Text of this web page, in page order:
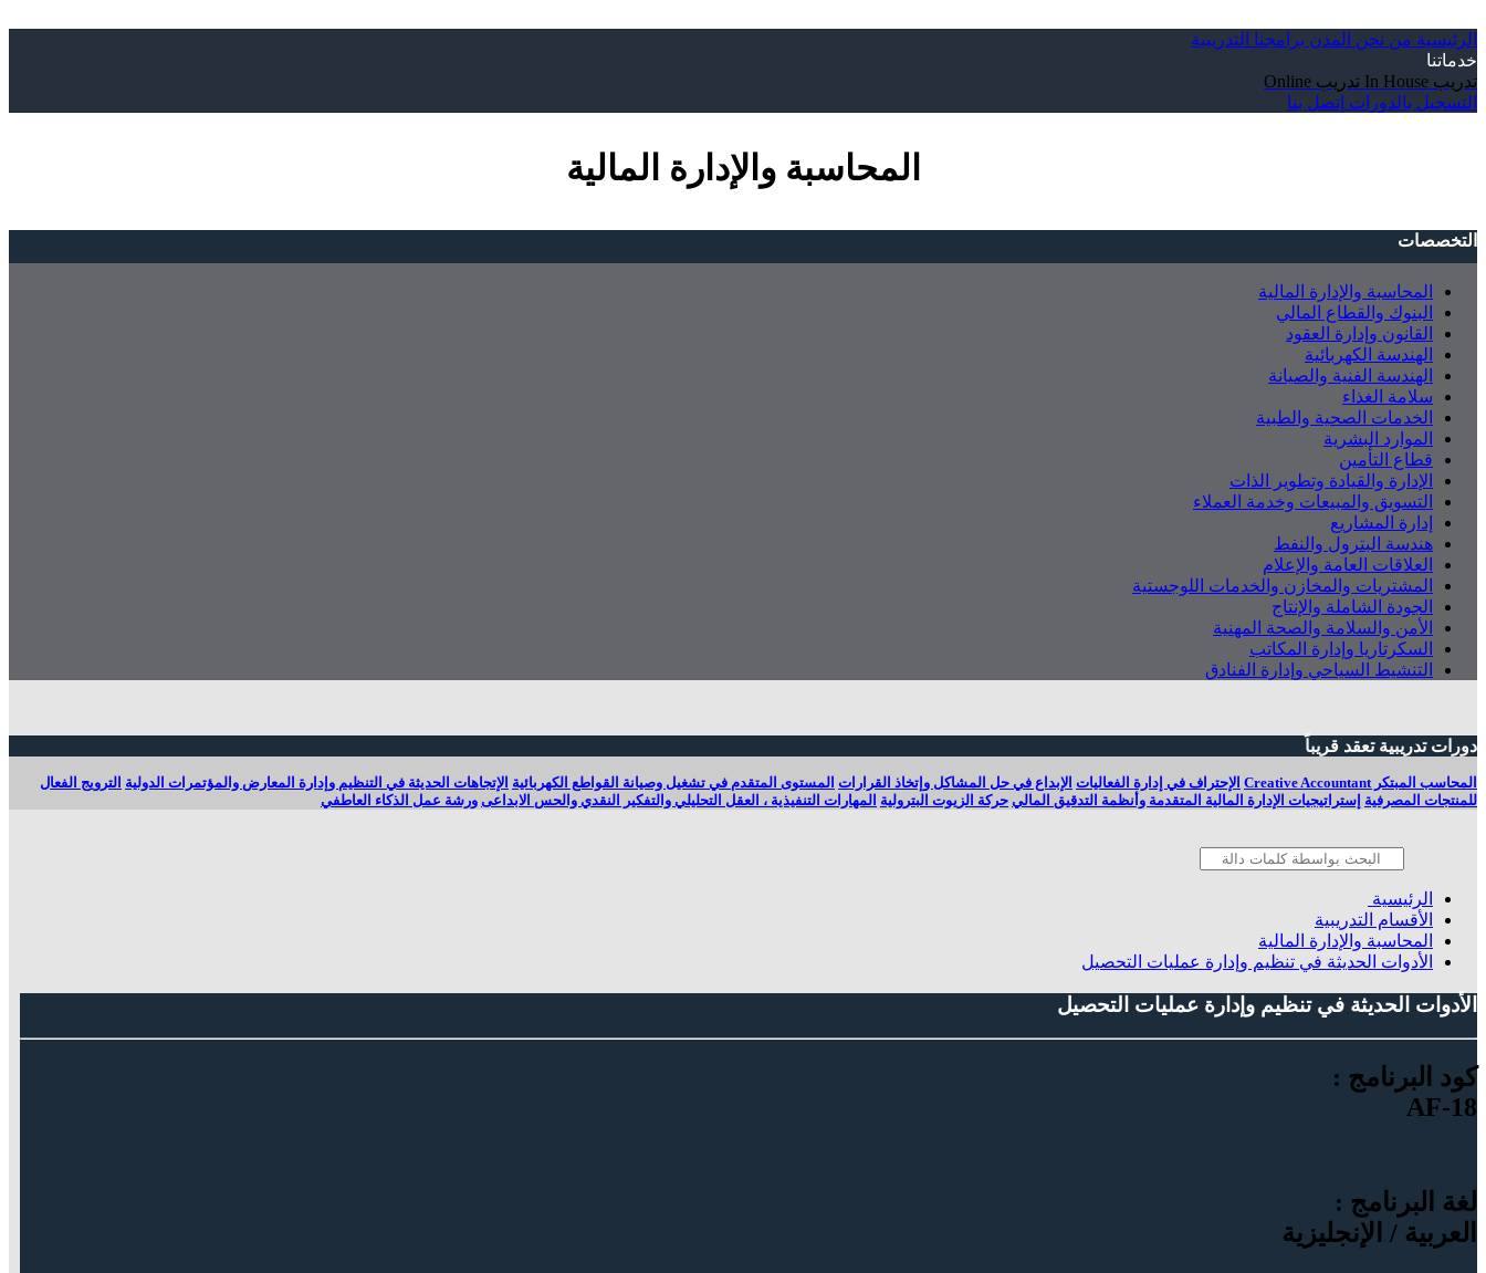
الرئيسية من نحن المدن برامجنا التدريبية
خدماتنا
تدريب In House
تدريب Online
التسجيل بالدورات إتصل بنا
المحاسبة والإدارة المالية
التخصصات
المحاسبة والإدارة المالية
البنوك والقطاع المالي
القانون وإدارة العقود
الهندسة الكهربائية
الهندسة الفنية والصيانة
سلامة الغذاء
الخدمات الصحية والطبية
الموارد البشرية
قطاع التأمين
الإدارة والقيادة وتطوير الذات
التسويق والمبيعات وخدمة العملاء
إدارة المشاريع
هندسة البترول والنفط
العلاقات العامة والإعلام
المشتريات والمخازن والخدمات اللوجستية
الجودة الشاملة والإنتاج
الأمن والسلامة والصحة المهنية
السكرتاريا وإدارة المكاتب
التنشيط السياحي وإدارة الفنادق
دورات تدريبية تعقد قريباً
المحاسب المبتكر Creative Accountant الإحتراف في إدارة الفعاليات الإبداع في حل المشاكل وإتخاذ القرارات المستوى المتقدم في تشغيل وصيانة القواطع الكهربائية الإتجاهات الحديثة في التنظيم وإدارة المعارض والمؤتمرات الدولية الترويج الفعال
للمنتجات المصرفية إستراتيجيات الإدارة المالية المتقدمة وأنظمة التدقيق المالي حركة الزيوت البترولية المهارات التنفيذية ، العقل التحليلي والتفكير النقدي والحس الابداعى ورشة عمل الذكاء العاطفي
الرئيسية
الأقسام التدريبية
المحاسبة والإدارة المالية
الأدوات الحديثة في تنظيم وإدارة عمليات التحصيل
الأدوات الحديثة في تنظيم وإدارة عمليات التحصيل
كود البرنامج :
AF-18
لغة البرنامج :
العربية / الإنجليزية